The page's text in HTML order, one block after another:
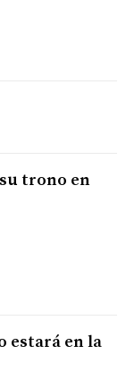
trono en
estará en la